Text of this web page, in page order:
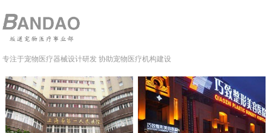
专注于宠物医疗器械设计研发 协助宠物医疗机构建设